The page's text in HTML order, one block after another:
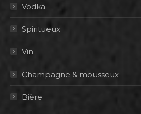
Vodka
Spiritueux
Vin
Champagne & mousseux
Bière